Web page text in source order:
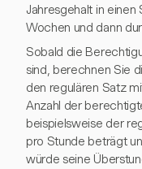
Jahresgehalt in
Wochen und dann
Sobald die
sind, berechnen Sie
den regulären Satz
Anzahl der
beispielsweise der
pro Stunde beträgt
würde seine